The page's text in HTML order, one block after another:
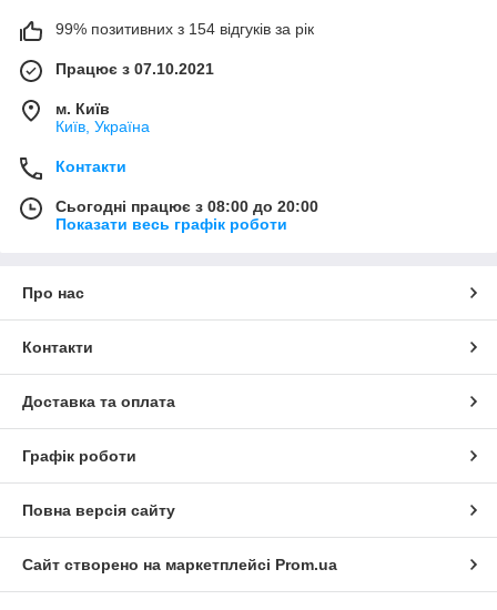
99% позитивних з 154 відгуків за рік
Працює з 07.10.2021
м. Київ
Київ, Україна
Контакти
Сьогодні працює з 08:00 до 20:00
Показати весь графік роботи
Про нас
Контакти
Доставка та оплата
Графік роботи
Повна версія сайту
Сайт створено на маркетплейсі Prom.ua